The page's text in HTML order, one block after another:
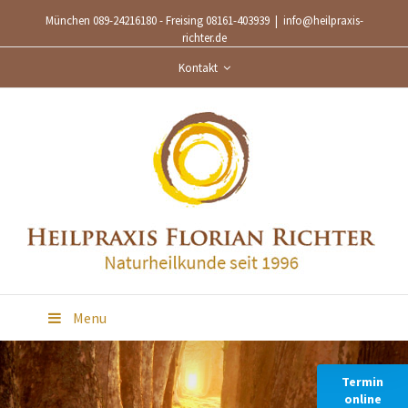
München 089-24216180 - Freising 08161-403939 | info@heilpraxis-
richter.de
Kontakt
Menu
Termin
online